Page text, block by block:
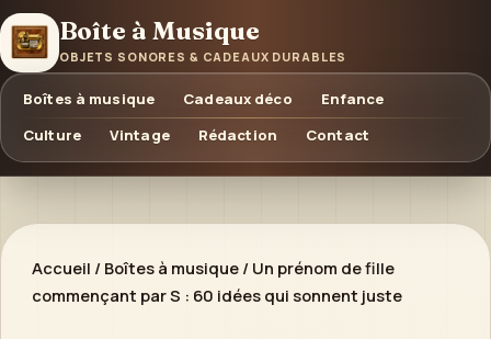
Boîte à Musique
OBJETS SONORES & CADEAUX DURABLES
Boîtes à musique Cadeaux déco
Enfance
Culture
Vintage Rédaction Contact
Accueil / Boîtes à musique / Un prénom de fille
commençant par S : 60 idées qui sonnent juste